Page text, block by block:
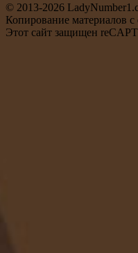
© 2013-2026
Копирование материалов c
Этот сайт защищен